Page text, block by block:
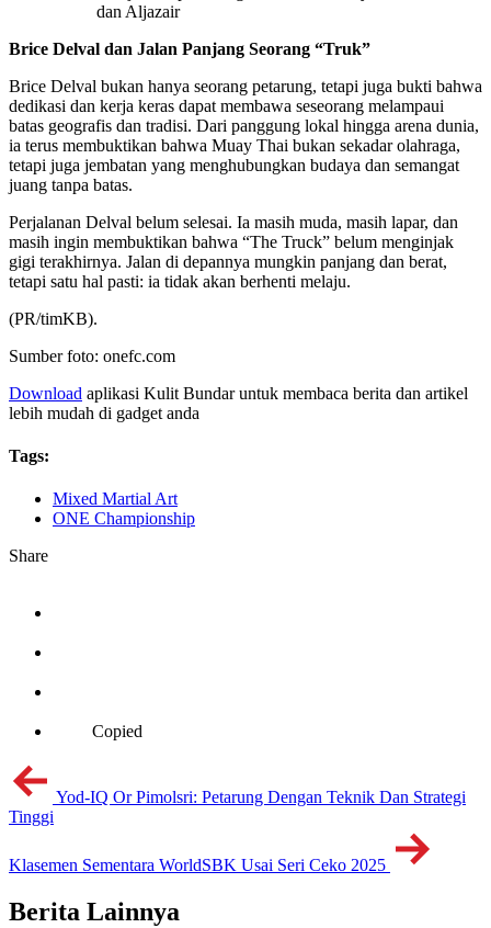
dan Aljazair
Brice Delval dan Jalan Panjang Seorang “Truk”
Brice Delval bukan hanya seorang petarung, tetapi juga bukti bahwa
dedikasi dan kerja keras dapat membawa seseorang melampaui
batas geografis dan tradisi. Dari panggung lokal hingga arena dunia,
ia terus membuktikan bahwa Muay Thai bukan sekadar olahraga,
tetapi juga jembatan yang menghubungkan budaya dan semangat
juang tanpa batas.
Perjalanan Delval belum selesai. Ia masih muda, masih lapar, dan
masih ingin membuktikan bahwa “The Truck” belum menginjak
gigi terakhirnya. Jalan di depannya mungkin panjang dan berat,
tetapi satu hal pasti: ia tidak akan berhenti melaju.
(PR/timKB).
Sumber foto: onefc.com
Download aplikasi Kulit Bundar untuk membaca berita dan artikel
lebih mudah di gadget anda
Tags:
Mixed Martial Art
ONE Championship
Share
Copied
Yod-IQ Or Pimolsri: Petarung Dengan Teknik Dan Strategi
Tinggi
Klasemen Sementara WorldSBK Usai Seri Ceko 2025
Berita Lainnya